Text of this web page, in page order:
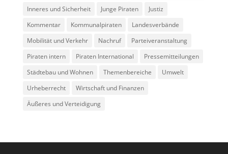
Inneres und Sicherheit
Junge Piraten
Justiz
Kommentar
Kommunalpiraten
Landesverbände
Mobilität und Verkehr
Nachruf
Parteiveranstaltung
Piraten intern
Piraten International
Pressemitteilungen
Städtebau und Wohnen
Themenbereiche
Umwelt
Urheberrecht
Wirtschaft und Finanzen
Äußeres und Verteidigung